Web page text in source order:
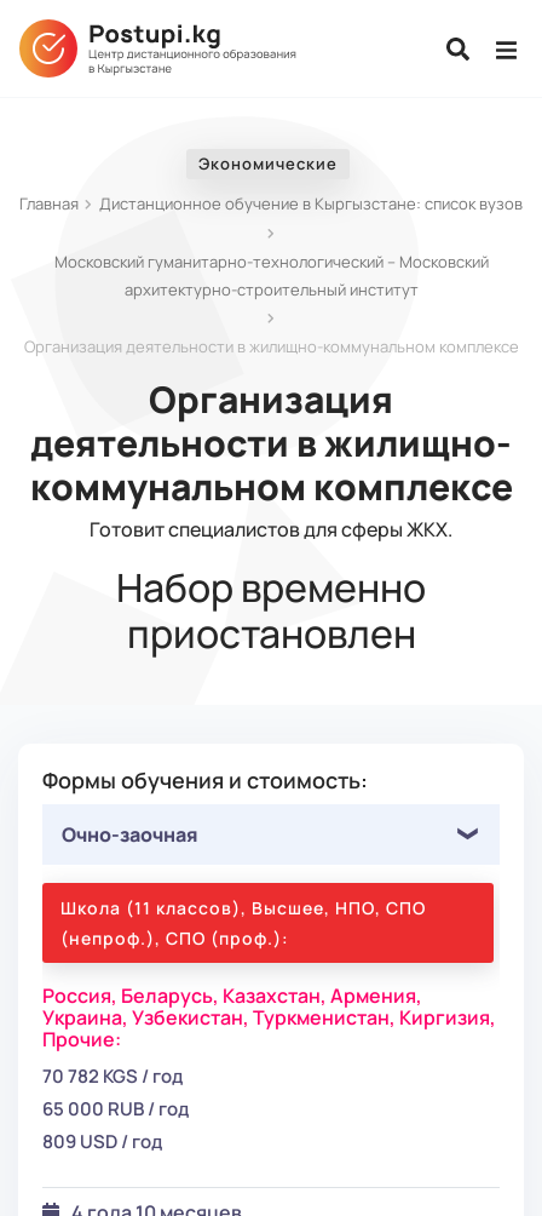
Экономические
Главная
Дистанционное обучение в Кыргызстане: список вузов
Московский гуманитарно-технологический – Московский
архитектурно-строительный институт
Организация деятельности в жилищно-коммунальном комплексе
Организация
деятельности в жилищно-
коммунальном комплексе
Готовит специалистов для сферы ЖКХ.
Набор временно
приостановлен
Формы обучения и стоимость:
Очно-заочная
Школа (11 классов), Высшее, НПО, СПО
(непроф.), СПО (проф.):
Россия, Беларусь, Казахстан, Армения,
Украина, Узбекистан, Туркменистан, Киргизия,
Прочие:
70 782 KGS / год
65 000 RUB / год
809 USD / год